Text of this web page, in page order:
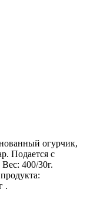
огурчик,
Подается с
400/30г.
.